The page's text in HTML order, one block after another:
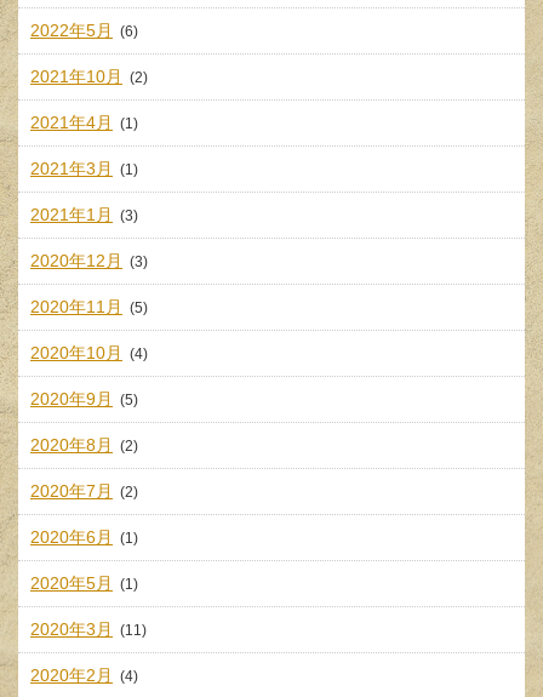
2022年5月 (6)
2021年10月 (2)
2021年4月 (1)
2021年3月 (1)
2021年1月 (3)
2020年12月 (3)
2020年11月 (5)
2020年10月 (4)
2020年9月 (5)
2020年8月 (2)
2020年7月 (2)
2020年6月 (1)
2020年5月 (1)
2020年3月 (11)
2020年2月 (4)